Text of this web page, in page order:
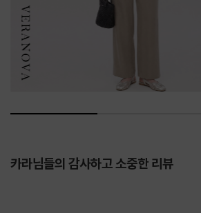
카라님들의 감사하고 소중한 리뷰